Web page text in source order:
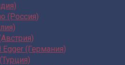
(Россия)
Egger (Германия)